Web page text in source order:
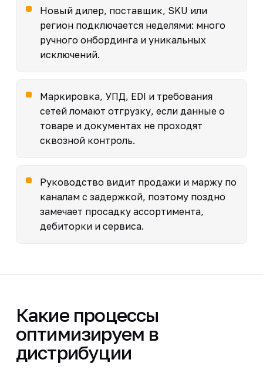
Новый дилер, поставщик, SKU или
регион подключается неделями: много
ручного онбординга и уникальных
исключений.
Маркировка, УПД, EDI и требования
сетей ломают отгрузку, если данные о
товаре и документах не проходят
сквозной контроль.
Руководство видит продажи и маржу по
каналам с задержкой, поэтому поздно
замечает просадку ассортимента,
дебиторки и сервиса.
Какие процессы
оптимизируем в
дистрибуции